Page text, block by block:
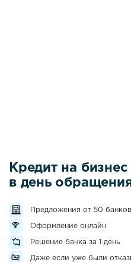
Кредит на бизнес
в день
Предложения от 50
Оформление онлайн
Решение банка за 1 день
Даже если уже были